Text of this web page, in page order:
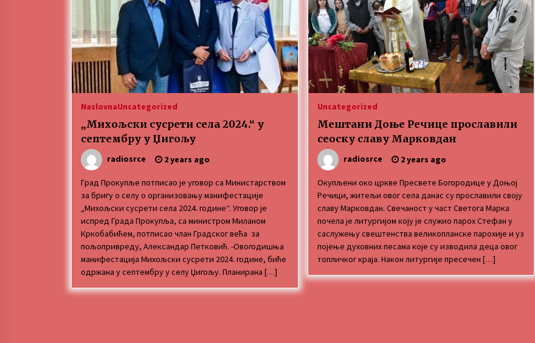
3 months ago
ЛИТУРГИЈА
4 months ago
MEDALJE ZA TOPLIČANIN NA
MEĐUNARODNOJ SCENI!
4 months ago
Karatisti Topličanina osvojili 24
Jagodini
5 months ago
ОБАВЕШТЕЊЕ
NaslovnaUncategorized
„Михољски сусрети села 2024.“ у
септембру у Џигољу
radiosrce 2 years ago
Град Прокупље потписао је уговор са Министарством
за бригу о селу о организовању манифестације
„Михољски сусрети села 2024. године“. Уговор је
испред Града Прокупља, са министром Миланом
Кркобабићем, потписао члан Градског већа за
пољопривреду, Александар Петковић. -Овогодишња
манифестација Михољски сусрети 2024. године, биће
одржана у септембру у селу Џигољу. Планирана […]
Uncategorized
Мештани Доње Речице прославили
сеоску славу Марковдан
radiosrce 2 years ago
Окупљени око цркве Пресвете Богородице у Доњој
Речици, житељи овог села данас су прославили своју
славу Марковдан. Свечаност у част Светога Марка
почела је литургијом коју је служио парох Стефан у
саслужењу свештенства великопланске парохије и уз
појење духовних песама које су изводила деца овог
топличког краја. Након литургије пресечен […]